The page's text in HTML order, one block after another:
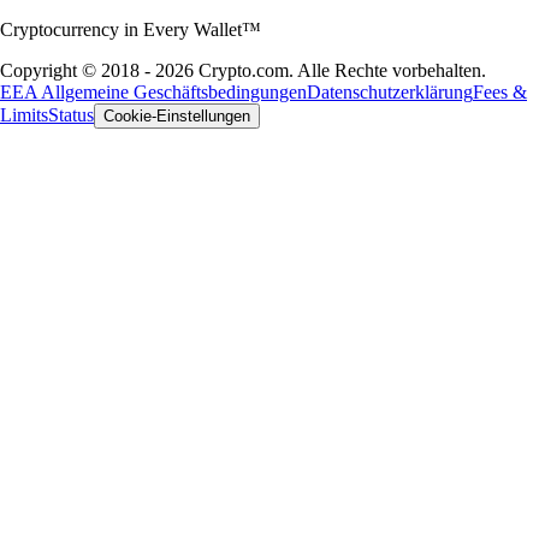
Cryptocurrency in Every Wallet™
Copyright © 2018 - 2026 Crypto.com. Alle Rechte vorbehalten.
EEA Allgemeine GeschäftsbedingungenDatenschutzerklärungFees &
LimitsStatus Cookie-Einstellungen